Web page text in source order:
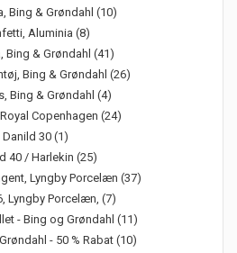
Bing & Grøndahl (10)
Aluminia (8)
Bing & Grøndahl (41)
Bing & Grøndahl (26)
Bing & Grøndahl (4)
Copenhagen (24)
Danild 30 (1)
40 / Harlekin (25)
Lyngby Porcelæn (37)
Lyngby Porcelæn, (7)
- Bing og Grøndahl (11)
- 50 % Rabat (10)